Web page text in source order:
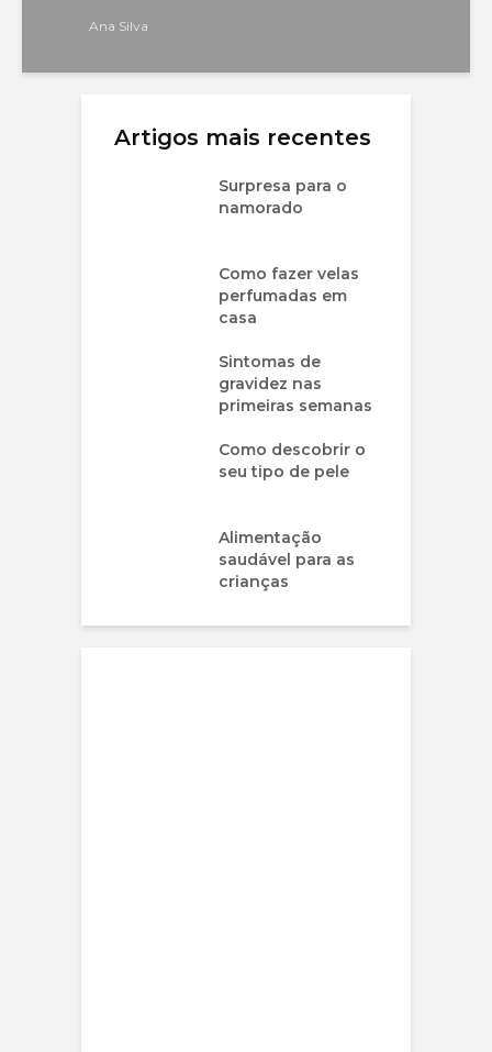
Ana Silva
Artigos mais recentes
Surpresa para o
namorado
Como fazer velas
perfumadas em
casa
Sintomas de
gravidez nas
primeiras semanas
Como descobrir o
seu tipo de pele
Alimentação
saudável para as
crianças